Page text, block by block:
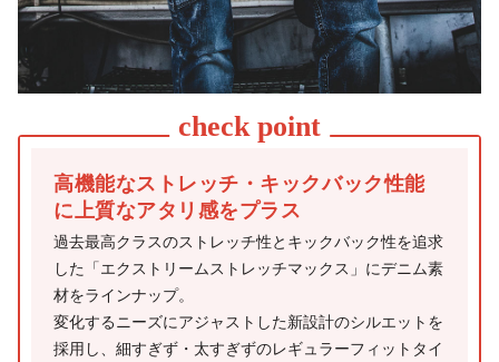
高機能なストレッチ・キックバック性能
に上質なアタリ感をプラス
過去最高クラスのストレッチ性とキックバック性を追求
した「エクストリームストレッチマックス」にデニム素
材をラインナップ。
変化するニーズにアジャストした新設計のシルエットを
採用し、細すぎず・太すぎずのレギュラーフィットタイ